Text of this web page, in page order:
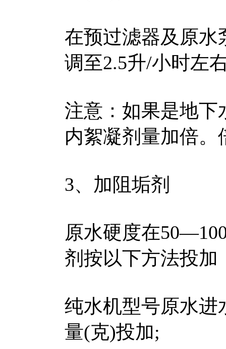
在预过滤器及原水
调至2.5升/小时左
注意：如果是地下
内絮凝剂量加倍。
3、加阻垢剂
原水硬度在
剂按以下方法投加
纯水机型号原水进
量(克)投加;